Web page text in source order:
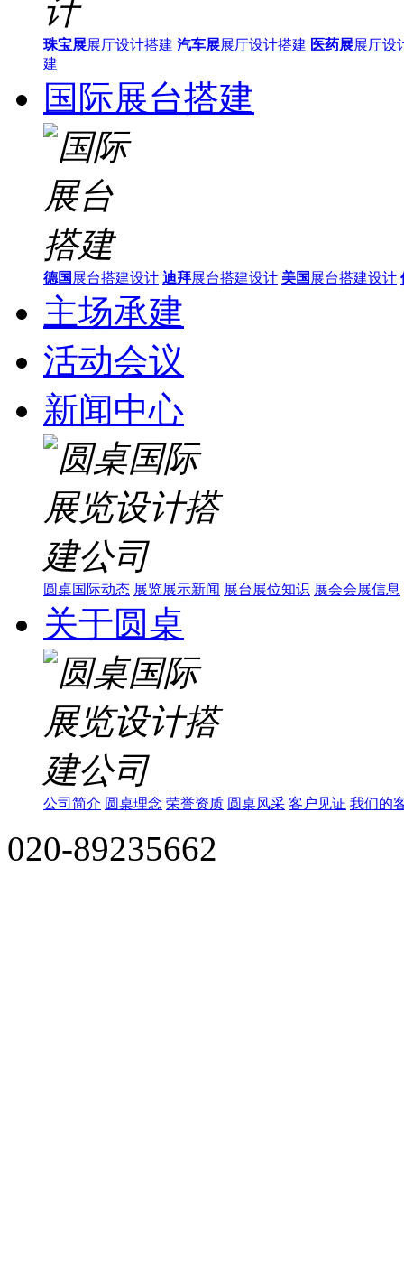
珠宝展展厅设计搭建 汽车展展厅设计搭建 医药展展厅设
建
国际展台搭建
德国 展台搭建设计 迪拜展台搭建设计 美国 展台搭建设计
主场承建
活动会议
新闻中心
圆桌国际动态 展览展示新闻 展台展位知识 展会会展信息
关于圆桌
公司简介 圆桌理念 荣誉资质 圆桌风采 客户见证 我们的
020-89235662